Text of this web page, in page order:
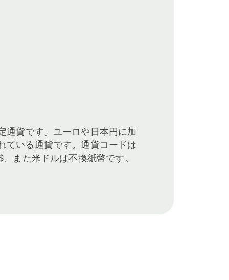
通貨です。ユーロや日本円に加
ている通貨です。通貨コードは
また米ドルは不換紙幣です。